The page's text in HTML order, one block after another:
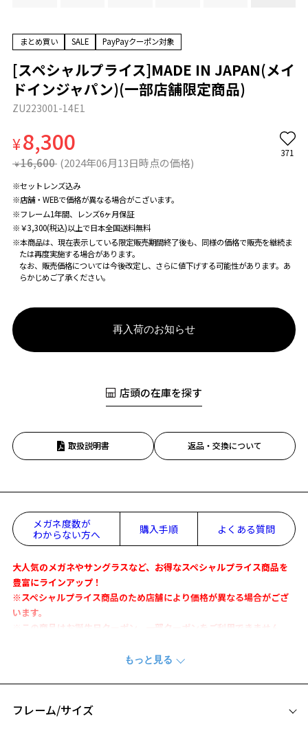
まとめ買い SALE PayPayクーポン対象
[スペシャルプライス]MADE IN JAPAN(メイ
ドインジャパン)(一部店舗限定商品)
ZU223001-14E1
¥8,300
¥ 16,600 (2024年06月13日時点の価格)
371
※セットレンズ込み
※店舗・WEBで価格が異なる場合がこざいます。
※フレーム1年間、レンズ6ヶ月保証
※￥3,300(税込)以上で日本全国送料無料
※本商品は、現在表示している限定販売期間終了後も、同様の価格で販売を継続ま
たは再度実施する場合があります。
なお、販売価格については今後改定し、さらに値下げする可能性があります。あ
らかじめご了承ください。
再入荷のお知らせ
店頭の在庫を探す
取扱説明書 返品・交換について
メガネ度数が
わからない方へ
購入手順 よくある質問
大人気のメガネやサングラスなど、お得なスペシャルプライス商品を
豊富にラインアップ！
※スペシャルプライス商品のため店舗により価格が異なる場合がござ
います。
※この商品はお誕生日クーポン、一部クーポンをご利用できません。
日本製ならではの優れた技術・品質・素材を凝縮したコレクション。
ブリッジやテンプルには伝統的な模様の彫金を施し、素材の質感と相
まって繊細で上品な雰囲気に。
フレーム/サイズ